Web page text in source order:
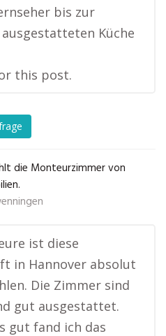
bis zur
Küche
this post.
die Monteurzimmer von
ist diese
in Hannover absolut
Die Zimmer sind
gut ausgestattet.
gut fand ich das